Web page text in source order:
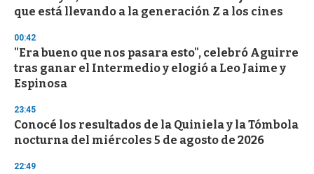
o
d
s
que está llevando a la generación Z a los cines
00:42
"Era bueno que nos pasara esto", celebró Aguirre
tras ganar el Intermedio y elogió a Leo Jaime y
Espinosa
23:45
Conocé los resultados de la Quiniela y la Tómbola
nocturna del miércoles 5 de agosto de 2026
22:49